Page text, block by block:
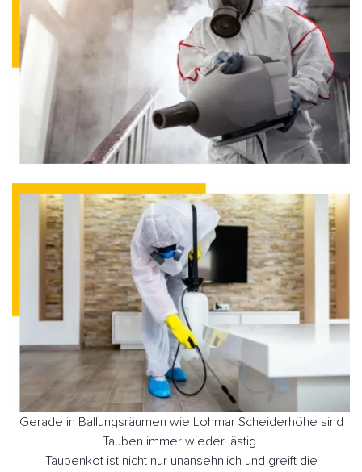
Gerade in Ballungsräumen wie Lohmar Scheiderhöhe sind
Tauben immer wieder lästig.
Taubenkot ist nicht nur unansehnlich und greift die